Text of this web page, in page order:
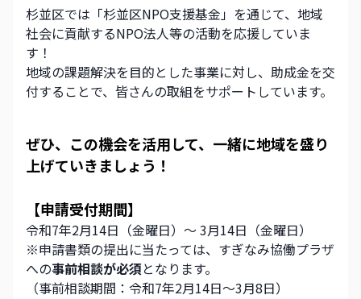
杉並区では「杉並区NPO支援基金」を通じて、地域
社会に貢献するNPO法人等の活動を応援していま
す！
地域の課題解決を目的とした事業に対し、助成金を交
付することで、皆さんの取組をサポートしています。
ぜひ、この機会を活用して、一緒に地域を盛り
上げていきましょう！
【申請受付期間】
令和7年2月14日（金曜日）～ 3月14日（金曜日）
※申請書類の提出に当たっては、すぎなみ協働プラザ
への事前相談が必須となります。
（事前相談期間：令和7年2月14日～3月8日）